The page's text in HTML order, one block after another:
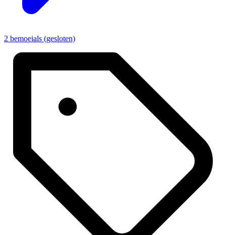
2 bemoeials (gesloten)